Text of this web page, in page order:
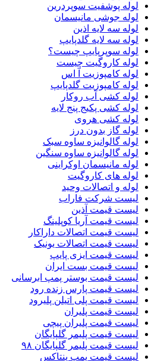
لوله پوشفیت سوپردرین
لوله جوشی مانیسمان
لوله سه لایه اذین
لوله سه لایه گلدپایپ
لوله سوپرپایپ چیست؟
لوله کاروگیت چیست
لوله کامپوزیت آ اس
لوله کامپوزیت گلدپایپ
لوله کشی آب روکار
لوله کشی پکیج پنج لایه
لوله کشی هروی
لوله گاز بدون درز
لوله گالوانیزه ساوه سبک
لوله گالوانیزه ساوه سنگین
لوله مانیسمان اوکراینی
لوله های کاروگیت
لوله و اتصالات وحید
لیست شرکت فاراب
لیست قیمت آذین
لیست قیمت آریا کوپلینگ
لیست قیمت اتصالات داراکار
لیست قیمت اتصالات یونیک
لیست قیمت ایزی پایپ
لیست قیمت بست ایران
لیست قیمت بوستر پمپ ابرسانی
لیست قیمت پارس زنده رود
لیست قیمت پلی اتیلن پلیرود
لیست قیمت پلیران
لیست قیمت پلیران پیچی
لیست قیمت پلیمر گلپایگان
لیست قیمت پلیمر گلپایگان ۹۸
لیست قیمت پمپ پنتاکس